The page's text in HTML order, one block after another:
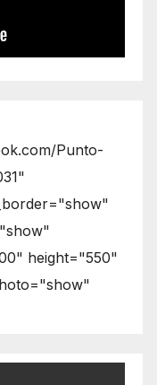
Punto-
height="550"